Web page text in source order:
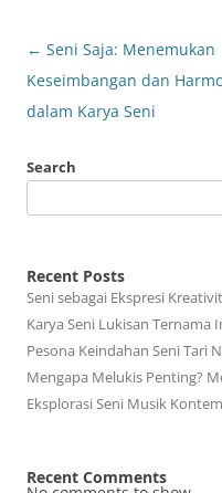
Post
navigation
← Seni Saja: Menemukan
Keseimbangan dan
dalam Karya Seni
Search
Recent Posts
Seni sebagai Ekspresi
Karya Seni Lukisan
Pesona Keindahan Seni Tari
Mengapa Melukis Penting?
Eksplorasi Seni Musik
Recent Comments